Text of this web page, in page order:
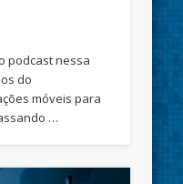
podcast nessa
do
móveis para
…